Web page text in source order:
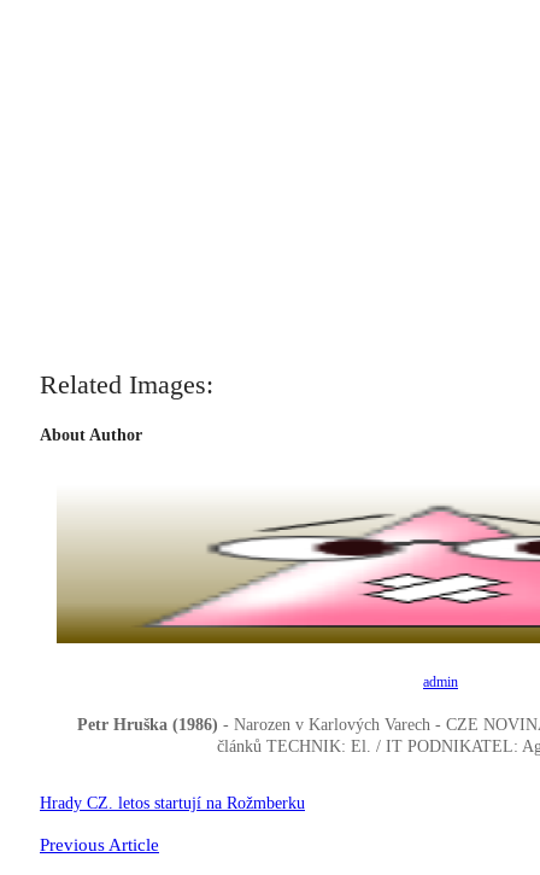
Related Images:
About Author
admin
Petr Hruška (1986) - Narozen v Karlových Varech - CZE
článků TECHNIK: El. / IT PODNIKATEL:
Navigace
pro
Hrady CZ. letos startují na Rožmberku
Previous Article